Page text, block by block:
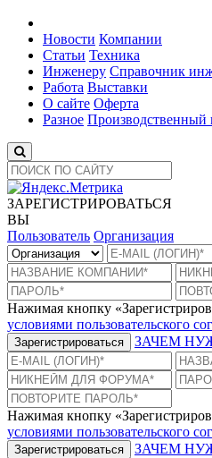
Новости Компании
Статьи Техника
Инженеру Справочник
Работа Выставки
О сайте Оферта
Разное Производственный
ЗАРЕГИСТРИРОВАТЬСЯ
ВЫ
Пользователь Организация
Нажимая кнопку
условиями пользовательского
Зарегистрироваться ЗАЧЕМ
Нажимая кнопку
условиями пользовательского
Зарегистрироваться
ЗАЧЕМ